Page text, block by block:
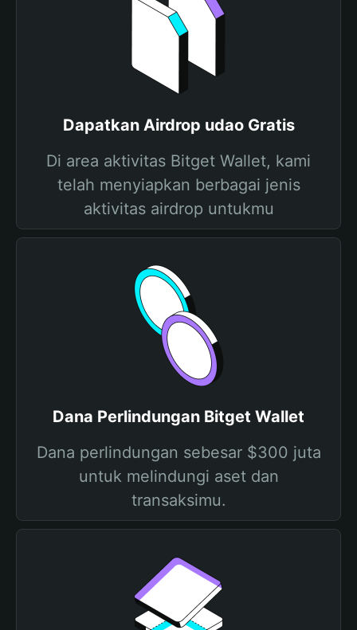
Dapatkan Airdrop udao Gratis
Di area aktivitas Bitget Wallet, kami
telah menyiapkan berbagai jenis
aktivitas airdrop untukmu
Dana Perlindungan Bitget Wallet
Dana perlindungan sebesar $300 juta
untuk melindungi aset dan
transaksimu.